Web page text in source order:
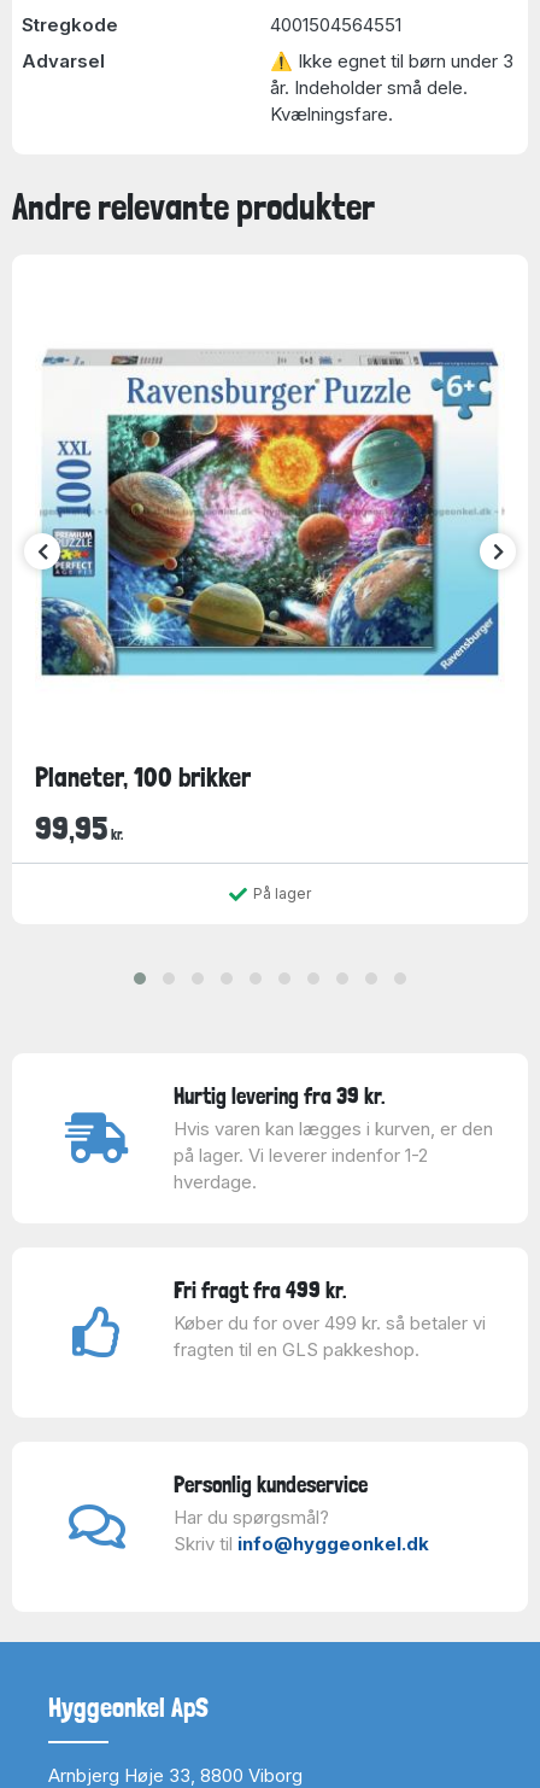
Stregkode
4001504564551
Advarsel
⚠ Ikke egnet til børn under 3
år. Indeholder små dele.
Kvælningsfare.
Andre relevante produkter
Planeter, 100 brikker
99,95 kr.
På lager
Hurtig levering fra 39 kr.
Hvis varen kan lægges i kurven, er den
på lager. Vi leverer indenfor 1-2
hverdage.
Fri fragt fra 499 kr.
Køber du for over 499 kr. så betaler vi
fragten til en GLS pakkeshop.
Personlig kundeservice
Har du spørgsmål?
Skriv til info@hyggeonkel.dk
Hyggeonkel ApS
Arnbjerg Høje 33, 8800 Viborg